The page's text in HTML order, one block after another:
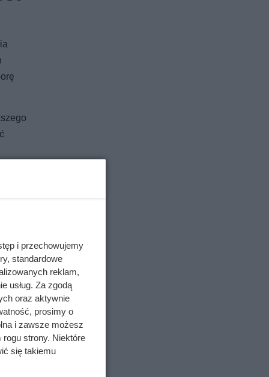
do
i przechowujemy
standardowe
reklam,
usług. Za zgodą
oraz aktywnie
prosimy o
i zawsze możesz
strony. Niektóre
się takiemu